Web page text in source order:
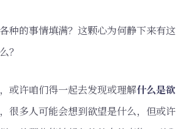
种的事情填满？这颗心为何静下来有这
？
或许咱们得一起去发现或理解什么是欲
很多人可能会想到欲望是什么，但或许